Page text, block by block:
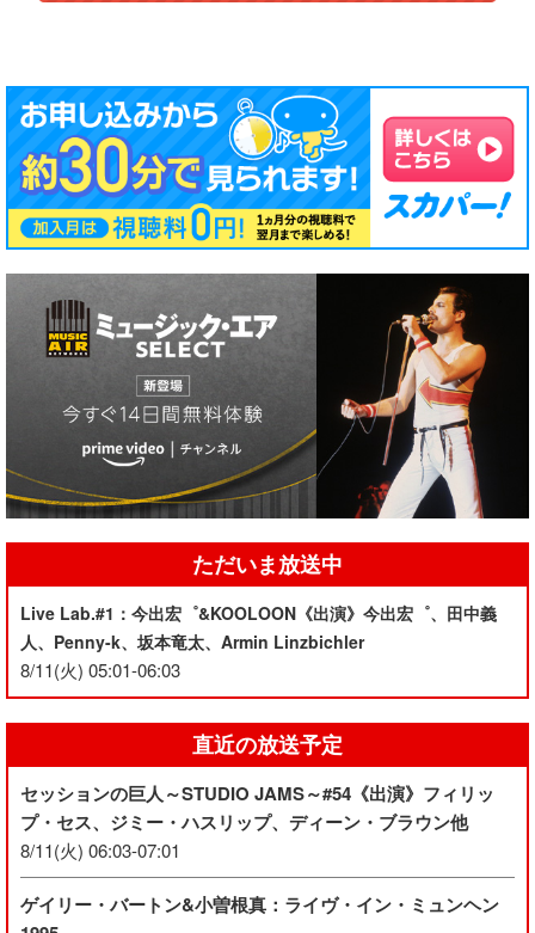
ただいま放送中
Live Lab.#1：今出宏゜&KOOLOON《出演》今出宏゜、田中義
人、Penny-k、坂本竜太、Armin Linzbichler
8/11(火) 05:01-06:03
直近の放送予定
セッションの巨人～STUDIO JAMS～#54《出演》フィリッ
プ・セス、ジミー・ハスリップ、ディーン・ブラウン他
8/11(火) 06:03-07:01
ゲイリー・バートン&小曽根真：ライヴ・イン・ミュンヘン